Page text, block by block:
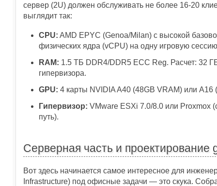
сервер (2U) должен обслуживать не более 16-20
выглядит так:
CPU: AMD EPYC (Genoa/Milan) с высокой
физических ядра (vCPU) на одну игровую
RAM: 1.5 ТБ DDR4/DDR5 ECC Reg. Расчет: 32
гипервизора.
GPU: 4 карты NVIDIA A40 (48GB VRAM) или
Гипервизор: VMware ESXi 7.0/8.0 или Proxmox
путь).
Серверная часть и проектирование
Вот здесь начинается самое интересное для
Infrastructure) под офисные задачи — это скука.